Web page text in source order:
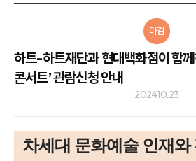
마감
하트-하트재단과 현대백화점이 함
콘서트’ 관람신청 안내
2024.10.23
차세대 문화예술 인재와